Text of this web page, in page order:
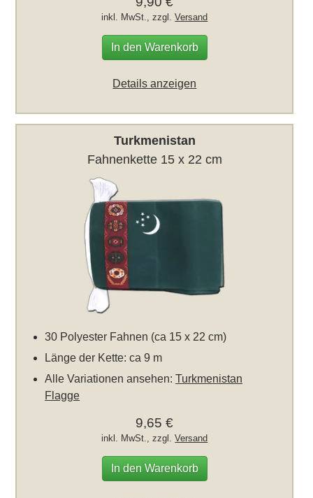
inkl. MwSt., zzgl.Versand
In den Warenkorb
Details anzeigen
Turkmenistan
Fahnenkette 15 x 22 cm
30 Polyester Fahnen (ca 15 x 22 cm)
Länge der Kette: ca 9 m
Alle Variationen ansehen:Turkmenistan
Flagge
9,65 €
inkl. MwSt., zzgl.Versand
In den Warenkorb